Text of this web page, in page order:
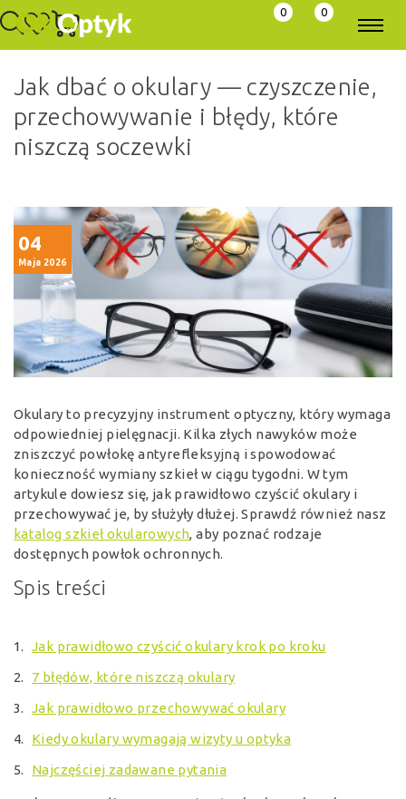
0 0
Jak dbać o okulary — czyszczenie,
przechowywanie i błędy, które
niszczą soczewki
04
Maja 2026
Okulary to precyzyjny instrument optyczny, który wymaga
odpowiedniej pielęgnacji. Kilka złych nawyków może
zniszczyć powłokę antyrefleksyjną i spowodować
konieczność wymiany szkieł w ciągu tygodni. W tym
artykule dowiesz się, jak prawidłowo czyścić okulary i
przechowywać je, by służyły dłużej. Sprawdź również nasz
katalog szkieł okularowych, aby poznać rodzaje
dostępnych powłok ochronnych.
Spis treści
Jak prawidłowo czyścić okulary krok po kroku
7 błędów, które niszczą okulary
Jak prawidłowo przechowywać okulary
Kiedy okulary wymagają wizyty u optyka
Najczęściej zadawane pytania